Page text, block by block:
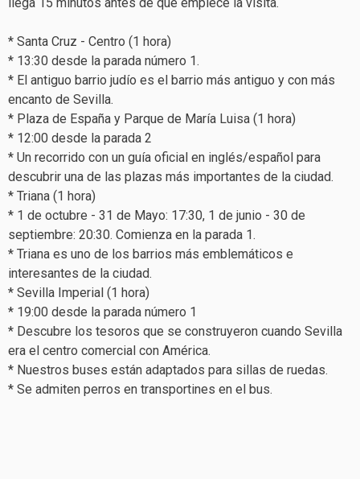
* Santa Cruz - Centro (1 hora)
* 13:30 desde la parada número 1.
* El antiguo barrio judío es el barrio más antiguo y con más
encanto de Sevilla.
* Plaza de España y Parque de María Luisa (1 hora)
* 12:00 desde la parada 2
* Un recorrido con un guía oficial en inglés/español para
descubrir una de las plazas más importantes de la ciudad.
* Triana (1 hora)
* 1 de octubre - 31 de Mayo: 17:30, 1 de junio - 30 de
septiembre: 20:30. Comienza en la parada 1.
* Triana es uno de los barrios más emblemáticos e
interesantes de la ciudad.
* Sevilla Imperial (1 hora)
* 19:00 desde la parada número 1
* Descubre los tesoros que se construyeron cuando Sevilla
era el centro comercial con América.
* Nuestros buses están adaptados para sillas de ruedas.
* Se admiten perros en transportines en el bus.